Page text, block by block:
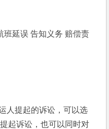
班延误 告知义务 赔偿责
人提起的诉讼，可以选
起诉讼，也可以同时对